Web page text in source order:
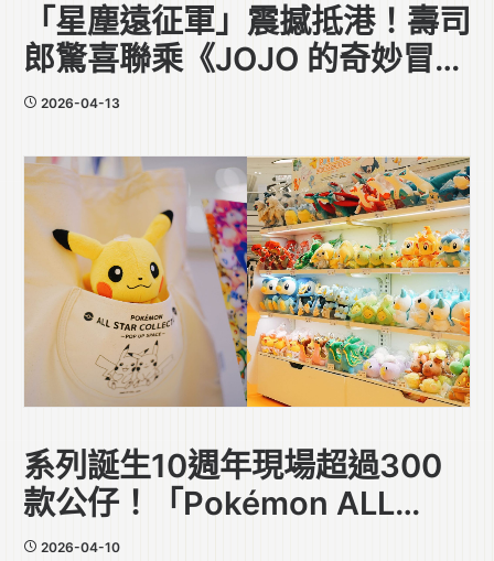
「星塵遠征軍」震撼抵港！壽司
郎驚喜聯乘《JOJO 的奇妙冒
險》
2026-04-13
系列誕生10週年現場超過300
款公仔！「Pokémon ALL
STAR COLLECTION POP UP
2026-04-10